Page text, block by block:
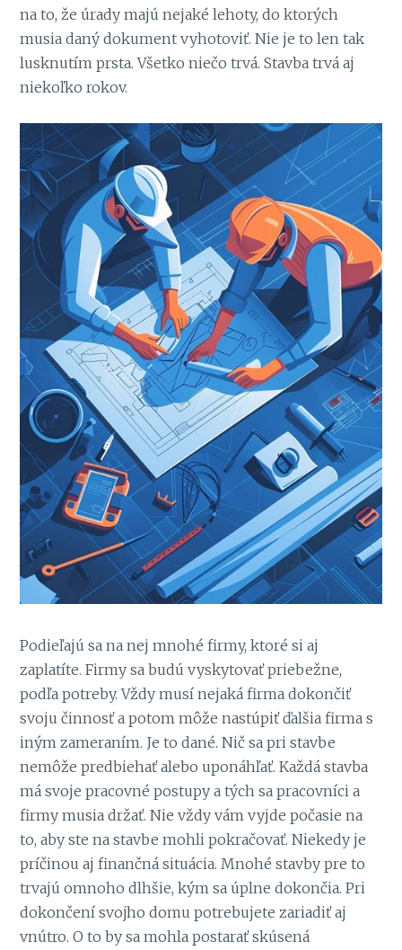
na to, že úrady majú nejaké lehoty, do ktorých
musia daný dokument vyhotoviť. Nie je to len tak
lusknutím prsta. Všetko niečo trvá.Stavba trvá aj
niekoľko rokov.
Podieľajú sa na nej mnohé firmy, ktoré si aj
zaplatíte. Firmy sa budú vyskytovať priebežne,
podľa potreby. Vždy musí nejaká firma dokončiť
svoju činnosť a potom môže nastúpiť ďalšia firma s
iným zameraním. Je to dané. Nič sa pri stavbe
nemôže predbiehať alebo uponáhľať. Každá stavba
má svoje pracovné postupy a tých sa pracovníci a
firmy musia držať.Nie vždy vám vyjde počasie na
to, aby ste na stavbe mohli pokračovať. Niekedy je
príčinou aj finančná situácia. Mnohé stavby pre to
trvajú omnoho dlhšie, kým sa úplne dokončia.Pri
dokončení svojho domu potrebujete zariadiť aj
vnútro. O to by sa mohla postarať skúsená